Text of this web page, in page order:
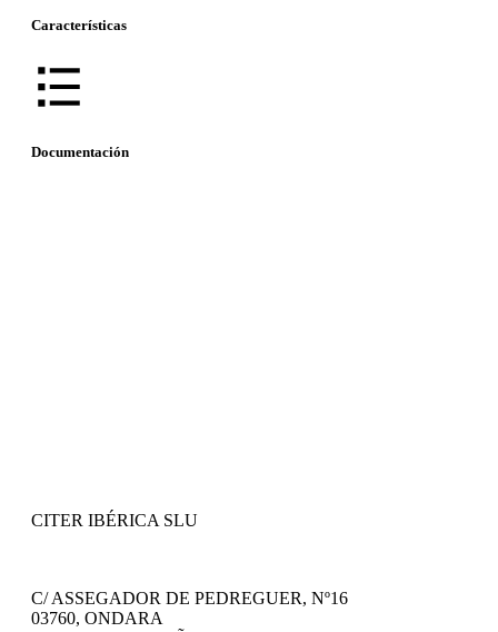
Características
Documentación
CITER IBÉRICA SLU
C/ ASSEGADOR DE PEDREGUER, Nº16
03760, ONDARA